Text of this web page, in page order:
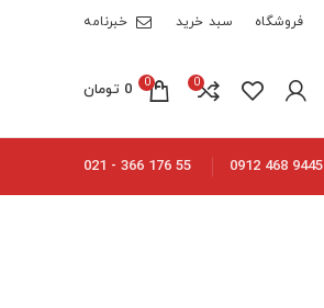
فروشگاه سبد خرید خبرنامه
0
0
0 تومان
9445 468 0912
55 176 366 - 021